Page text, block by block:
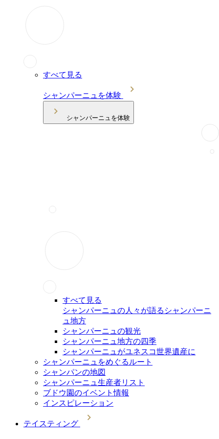
すべて見る
シャンパーニュを体験
シャンパーニュを体験
すべて見る
シャンパーニュの人々が語るシャンパーニ
ュ地方
シャンパーニュの観光
シャンパーニュ地方の四季
シャンパーニュがユネスコ世界遺産に
シャンパーニュをめぐるルート
シャンパンの地図
シャンパーニュ生産者リスト
ブドウ園のイベント情報
インスピレーション
テイスティング